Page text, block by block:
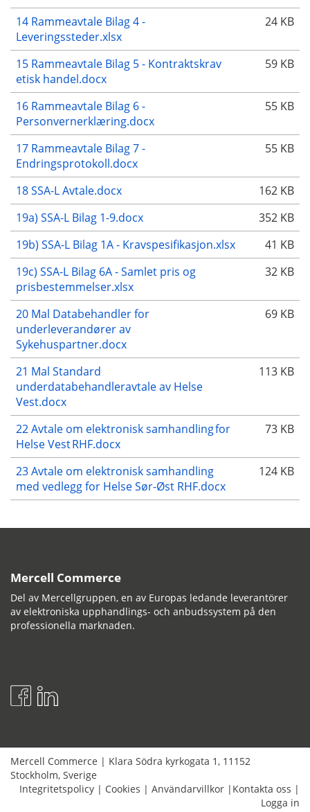
14 Rammeavtale Bilag 4 -
Leveringssteder.xlsx
24 KB
15 Rammeavtale Bilag 5 - Kontraktskrav
etisk handel.docx
59 KB
16 Rammeavtale Bilag 6 -
Personvernerklæring.docx
55 KB
17 Rammeavtale Bilag 7 -
Endringsprotokoll.docx
55 KB
18 SSA-L Avtale.docx
162 KB
19a) SSA-L Bilag 1-9.docx
352 KB
19b) SSA-L Bilag 1A - Kravspesifikasjon.xlsx
41 KB
19c) SSA-L Bilag 6A - Samlet pris og
prisbestemmelser.xlsx
32 KB
20 Mal Databehandler for
underleverandører av
Sykehuspartner.docx
69 KB
21 Mal Standard
underdatabehandleravtale av Helse
Vest.docx
113 KB
22 Avtale om elektronisk samhandling for
Helse Vest RHF.docx
73 KB
23 Avtale om elektronisk samhandling
med vedlegg for Helse Sør-Øst RHF.docx
124 KB
Mercell Commerce
Del av Mercellgruppen, en av Europas ledande leverantörer
av elektroniska upphandlings- och anbudssystem på den
professionella marknaden.
Mercell Commerce | Klara Södra kyrkogata 1, 11152
Stockholm, Sverige
Integritetspolicy | Cookies | Användarvillkor | Kontakta oss |
Logga in